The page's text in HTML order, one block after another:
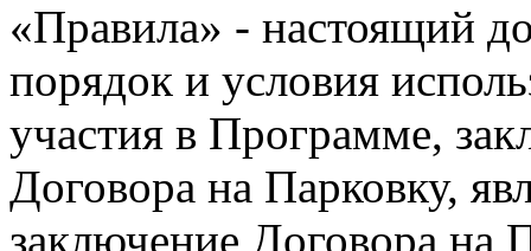
«Правила» - настоящий
порядок и условия
участия в Программе,
Договора на Парковку,
заключение Договора на